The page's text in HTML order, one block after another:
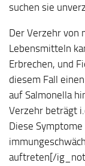
suchen sie
Der Verzehr von
Lebensmitteln
Erbrechen, und
diesem Fall
auf Salmonella
Verzehr beträgt
Diese
auftreten[/